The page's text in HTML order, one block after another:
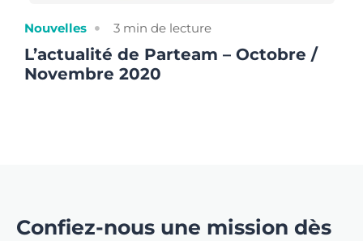
Nouvelles 3 min de lecture
L’actualité de Parteam – Octobre /
Novembre 2020
Confiez-nous une mission dès